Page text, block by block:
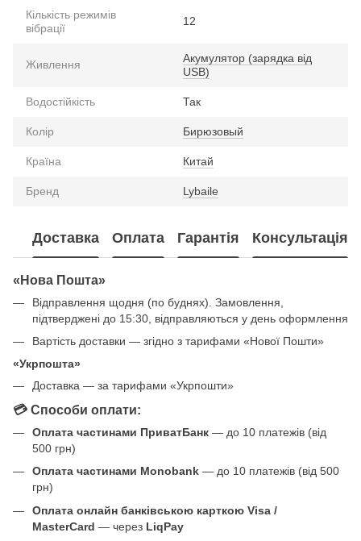
Кількість режимів
вібрації
12
Живлення
Акумулятор (зарядка від
USB)
Водостійкість Так
Колір Бирюзовый
Країна Китай
Бренд Lybaile
Доставка Оплата Гарантія Консультація
«Нова Пошта»
Відправлення щодня (по буднях). Замовлення,
підтверджені до 15:30, відправляються у день оформлення
Вартість доставки — згідно з тарифами «Нової Пошти»
«Укрпошта»
Доставка — за тарифами «Укрпошти»
💳 Способи оплати:
Оплата частинами ПриватБанк — до 10 платежів (від
500 грн)
Оплата частинами Monobank — до 10 платежів (від 500
грн)
Оплата онлайн банківською карткою Visa /
MasterCard — через LiqPay